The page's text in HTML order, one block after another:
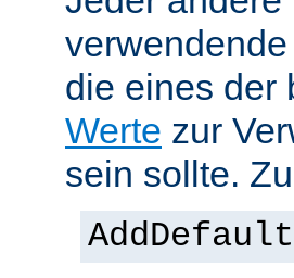
die eines der
Werte zur
sein sollte.